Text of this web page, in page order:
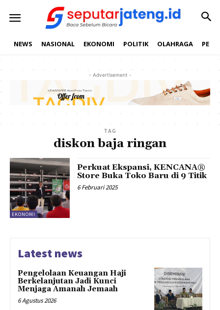
NEWS NASIONAL EKONOMI POLITIK OLAHRAGA
- Advertisement -
TAG
diskon baja ringan
EKONOMI
Perkuat Ekspansi, KENCANA®
Store Buka Toko Baru di 9 Titik
6 Februari 2025
Latest news
Pengelolaan Keuangan Haji
Berkelanjutan Jadi Kunci
Menjaga Amanah Jemaah
6 Agustus 2026